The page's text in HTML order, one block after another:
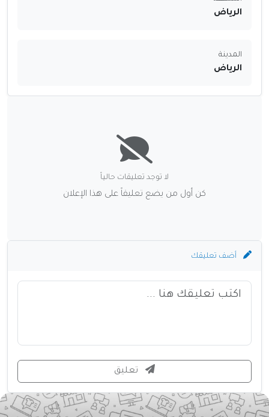
الرياض
المدينة
الرياض
لا توجد تعليقات حالياً
كن أول من يضع تعليقاً على هذا الإعلان
أضف تعليقك
تعليق